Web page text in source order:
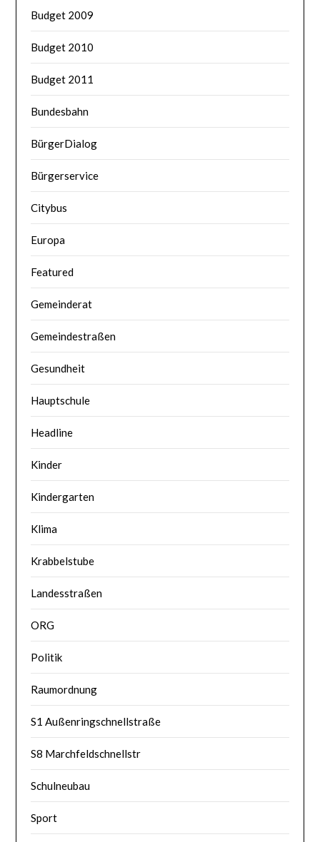
Budget 2009
Budget 2010
Budget 2011
Bundesbahn
BürgerDialog
Bürgerservice
Citybus
Europa
Featured
Gemeinderat
Gemeindestraßen
Gesundheit
Hauptschule
Headline
Kinder
Kindergarten
Klima
Krabbelstube
Landesstraßen
ORG
Politik
Raumordnung
S1 Außenringschnellstraße
S8 Marchfeldschnellstr
Schulneubau
Sport